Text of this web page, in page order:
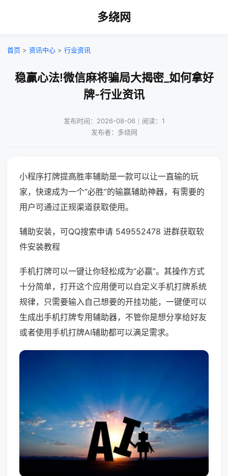
多绕网
首页 > 资讯中心 > 行业资讯
稳赢心法!微信麻将骗局大揭密_如何拿好
牌-行业资讯
发布时间：2026-08-06｜阅读：1
发布者：多绕网
小程序打牌提高胜率辅助是一款可以让一直输的玩
家，快速成为一个“必胜”的输赢辅助神器，有需要的
用户可通过正规渠道获取使用。
辅助安装，可QQ搜索申请 549552478 进群获取软
件安装教程
手机打牌可以一键让你轻松成为“必赢”。其操作方式
十分简单，打开这个应用便可以自定义手机打牌系统
规律，只需要输入自己想要的开挂功能，一键便可以
生成出手机打牌专用辅助器，不管你是想分享给好友
或者使用手机打牌AI辅助都可以满足需求。